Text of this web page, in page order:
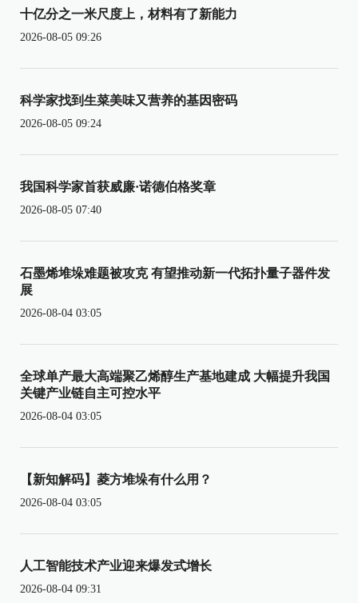
十亿分之一米尺度上，材料有了新能力
2026-08-05 09:26
科学家找到生菜美味又营养的基因密码
2026-08-05 09:24
我国科学家首获威廉·诺德伯格奖章
2026-08-05 07:40
石墨烯堆垛难题被攻克 有望推动新一代拓扑量子器件发
展
2026-08-04 03:05
全球单产最大高端聚乙烯醇生产基地建成 大幅提升我国
关键产业链自主可控水平
2026-08-04 03:05
【新知解码】菱方堆垛有什么用？
2026-08-04 03:05
人工智能技术产业迎来爆发式增长
2026-08-04 09:31